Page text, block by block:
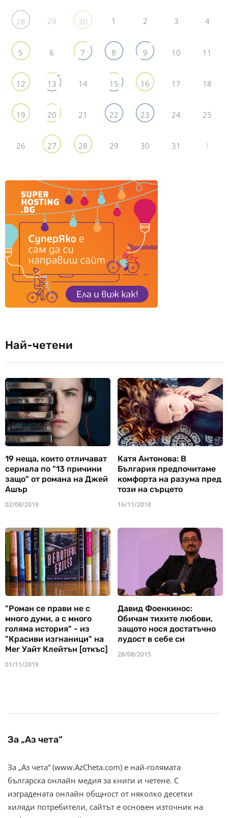
28 29 30 1 2 3 4
5 6 7 8 9 10 11
12 13
+
14 15 16 17 18
19 20 21 22 23 24 25
26 27 28 29 30 31 1
Най-четени
19 неща, които отличават
сериала по "13 причини
защо" от романа на Джей
Ашър
02/08/2019
Катя Антонова: В
България предпочитаме
комфорта на разума пред
този на сърцето
16/11/2018
"Роман се прави не с
много думи, а с много
голяма история" - из
"Красиви изгнаници" на
Мег Уайт Клейтън [откъс]
01/11/2019
Давид Фоенкинос:
Обичам тихите любови,
защото нося достатъчно
лудост в себе си
28/08/2015
За „Аз чета“
За „Аз чета“ (www.AzCheta.com) е най-голямата
българска онлайн медия за книги и четене. С
изградената онлайн общност от няколко десетки
хиляди потребители, сайтът е основен източник на